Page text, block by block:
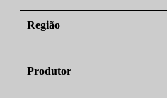
Região
Produtor